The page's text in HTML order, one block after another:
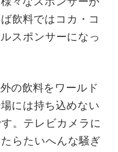
飲料ではコカ・コ
スポンサーになっ
の飲料をワールド
には持ち込めない
。テレビカメラに
らたいへんな騒ぎ